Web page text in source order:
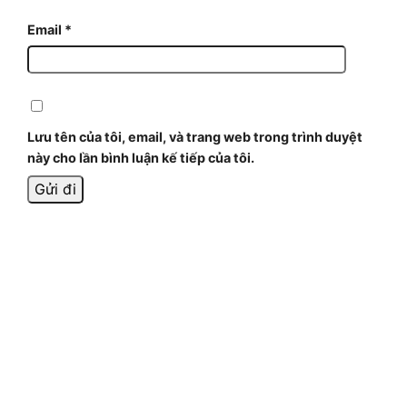
Email *
Lưu tên của tôi, email, và trang web trong trình duyệt
này cho lần bình luận kế tiếp của tôi.